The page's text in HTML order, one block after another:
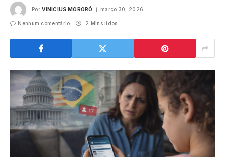
Por VINICIUS MORORÓ março 30, 2026
Nenhum comentário 2 Mins lidos